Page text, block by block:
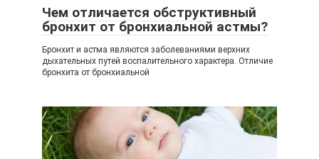
Чем отличается обструктивный
бронхит от бронхиальной астмы?
Бронхит и астма являются заболеваниями верхних
дыхательных путей воспалительного характера. Отличие
бронхита от бронхиальной